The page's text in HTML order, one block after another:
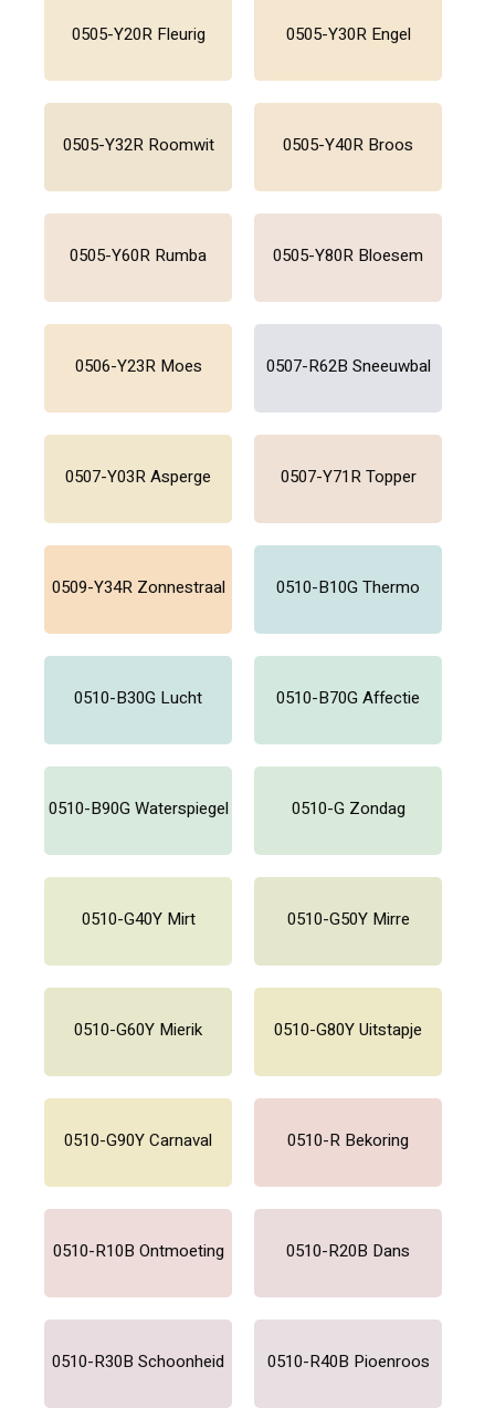
0505-Y20R Fleurig 0505-Y30R Engel
0505-Y32R Roomwit 0505-Y40R Broos
0505-Y60R Rumba 0505-Y80R Bloesem
0506-Y23R Moes 0507-R62B Sneeuwbal
0507-Y03R Asperge 0507-Y71R Topper
0509-Y34R Zonnestraal 0510-B10G Thermo
0510-B30G Lucht 0510-B70G Affectie
0510-B90G Waterspiegel 0510-G Zondag
0510-G40Y Mirt 0510-G50Y Mirre
0510-G60Y Mierik 0510-G80Y Uitstapje
0510-G90Y Carnaval 0510-R Bekoring
0510-R10B Ontmoeting 0510-R20B Dans
0510-R30B Schoonheid 0510-R40B Pioenroos